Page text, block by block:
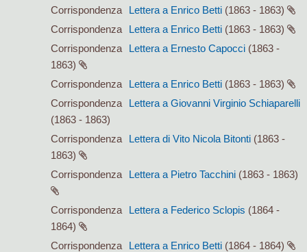
Corrispondenza Lettera a Enrico Betti (1863 - 1863)
Corrispondenza
Lettera a Enrico Betti (1863 - 1863)
Corrispondenza
Lettera a Ernesto Capocci (1863 -
1863)
Corrispondenza
Lettera a Enrico Betti (1863 - 1863)
Corrispondenza
Lettera a Giovanni Virginio Schiaparelli
(1863 - 1863)
Corrispondenza
Lettera di Vito Nicola Bitonti (1863 -
1863)
Corrispondenza
Lettera a Pietro Tacchini (1863 - 1863)
Corrispondenza Lettera a Federico Sclopis (1864 -
1864)
Corrispondenza
Lettera a Enrico Betti (1864 - 1864)